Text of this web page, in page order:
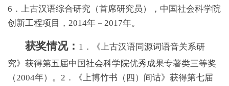
6．上古汉语综合研究（首席研究员），中国社会科学院
创新工程项目，2014年－2017年。
获奖情况： 1．《上古汉语同源词语音关系研
究》获得第五届中国社会科学院优秀成果专著类三等奖
（2004年）。2．《上博竹书（四）间诂》获得第七届